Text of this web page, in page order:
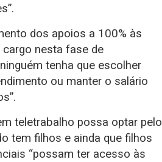
dos apoios a 100% às
nesta fase de
tenha que escolher
ou manter o salário
teletrabalho possa optar pelo
tem filhos e ainda que filhos
“possam ter acesso às